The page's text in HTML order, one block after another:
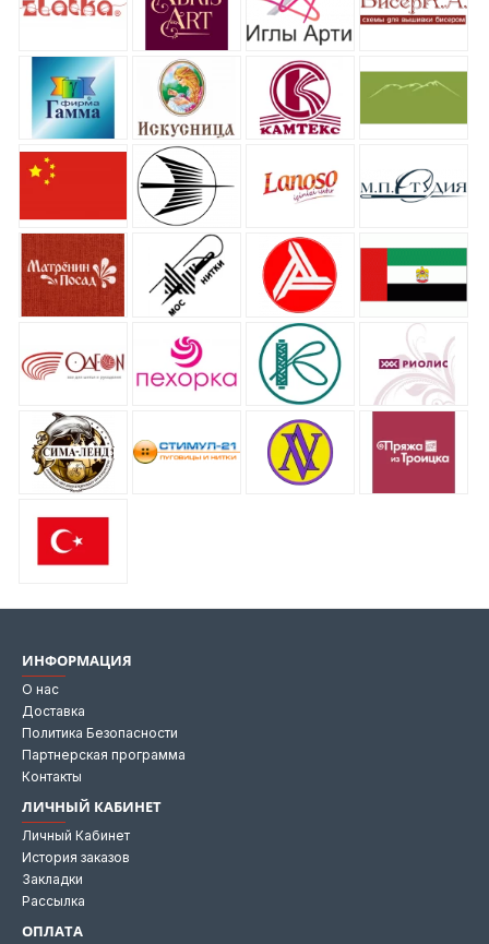
ИНФОРМАЦИЯ
О нас
Доставка
Политика Безопасности
Партнерская программа
Контакты
ЛИЧНЫЙ КАБИНЕТ
Личный Кабинет
История заказов
Закладки
Рассылка
ОПЛАТА